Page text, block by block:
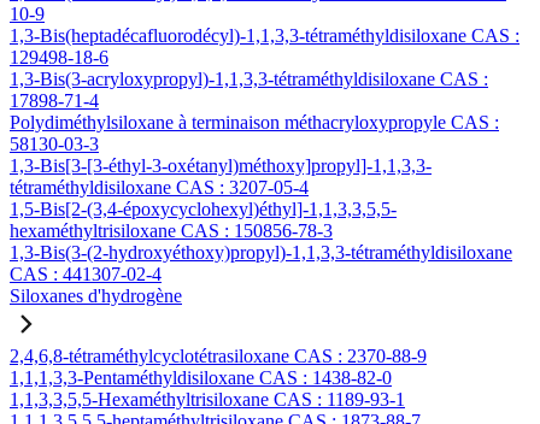
10-9
1,3-Bis(heptadécafluorodécyl)-1,1,3,3-tétraméthyldisiloxane CAS :
129498-18-6
1,3-Bis(3-acryloxypropyl)-1,1,3,3-tétraméthyldisiloxane CAS :
17898-71-4
Polydiméthylsiloxane à terminaison méthacryloxypropyle CAS :
58130-03-3
1,3-Bis[3-[3-éthyl-3-oxétanyl)méthoxy]propyl]-1,1,3,3-
tétraméthyldisiloxane CAS : 3207-05-4
1,5-Bis[2-(3,4-époxycyclohexyl)éthyl]-1,1,3,3,5,5-
hexaméthyltrisiloxane CAS : 150856-78-3
1,3-Bis(3-(2-hydroxyéthoxy)propyl)-1,1,3,3-tétraméthyldisiloxane
CAS : 441307-02-4
Siloxanes d'hydrogène
2,4,6,8-tétraméthylcyclotétrasiloxane CAS : 2370-88-9
1,1,1,3,3-Pentaméthyldisiloxane CAS : 1438-82-0
1,1,3,3,5,5-Hexaméthyltrisiloxane CAS : 1189-93-1